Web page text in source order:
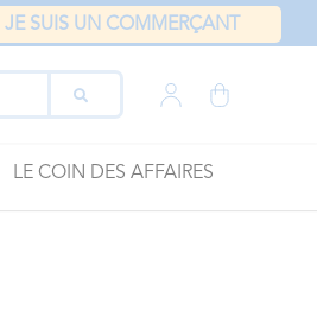
JE SUIS UN COMMERÇANT
LE COIN DES AFFAIRES